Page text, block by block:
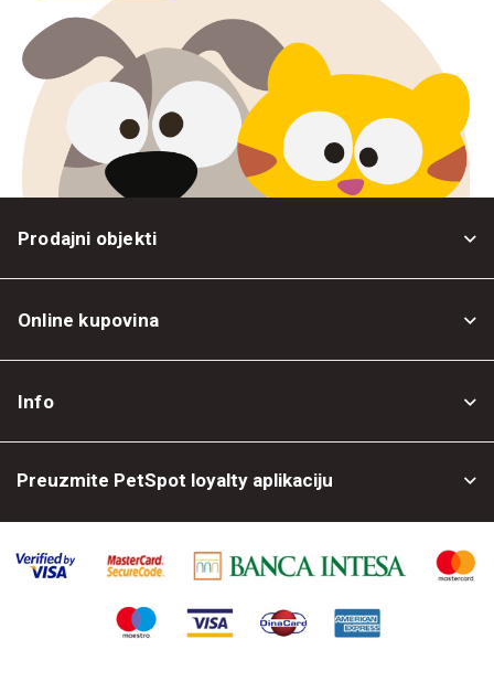
Prodajni objekti
Online kupovina
Info
Preuzmite PetSpot loyalty aplikaciju